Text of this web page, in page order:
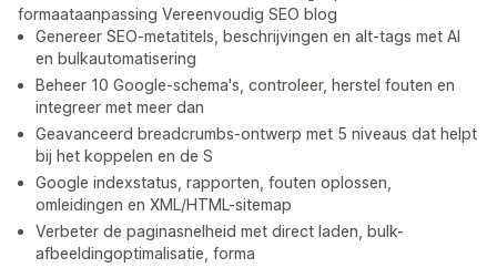
formaataanpassing Vereenvoudig SEO blog
Genereer SEO-metatitels, beschrijvingen en alt-tags met AI
en bulkautomatisering
Beheer 10 Google-schema's, controleer, herstel fouten en
integreer met meer dan
Geavanceerd breadcrumbs-ontwerp met 5 niveaus dat helpt
bij het koppelen en de S
Google indexstatus, rapporten, fouten oplossen,
omleidingen en XML/HTML-sitemap
Verbeter de paginasnelheid met direct laden, bulk-
afbeeldingoptimalisatie, forma